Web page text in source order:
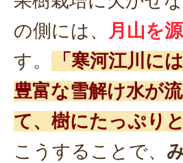
の側には、 月山を
す。
「寒河江川に
豊富な雪解け水が
て、樹にたっぷり
こうすることで、